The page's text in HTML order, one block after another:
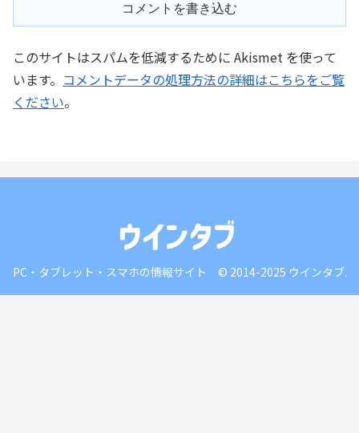
コメントを書き込む
このサイトはスパムを低減するために Akismet を使って
います。 コメントデータの処理方法の詳細はこちらをご覧
ください。
PC・タブレット・スマホの情報サイト © 2014-2025 ウインタブ.